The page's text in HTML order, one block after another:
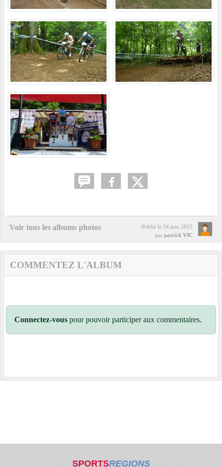
Voir tous les albums photos Publié le 24 juin 2015
par patrick VIC
COMMENTEZ L'ALBUM
Connectez-vous pour pouvoir participer aux commentaires.
SPORTSREGIONS